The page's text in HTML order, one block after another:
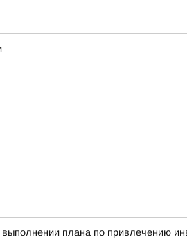
плана по привлечению